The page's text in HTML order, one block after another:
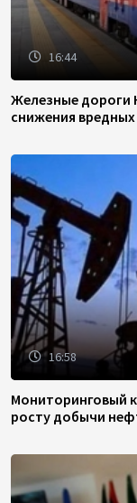
16:44
Железные дороги
снижения
16:58
Мониторинговый
росту добычи